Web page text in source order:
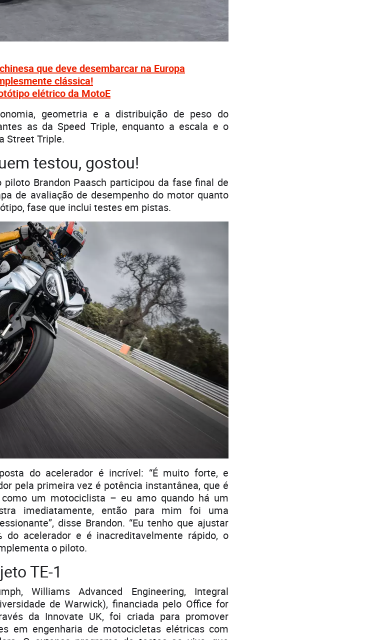
que deve desembarcar na Europa
clássica!
elétrico da MotoE
geometria e a distribuição de peso do
as da Speed Triple, enquanto a escala e o
Street Triple.
testou, gostou!
piloto Brandon Paasch participou da fase final de
de avaliação de desempenho do motor quanto
fase que inclui testes em pistas.
do acelerador é incrível: “É muito forte, e
pela primeira vez é potência instantânea, que é
um motociclista – eu amo quando há um
imediatamente, então para mim foi uma
disse Brandon. “Eu tenho que ajustar
do acelerador e é inacreditavelmente rápido, o
o piloto.
TE-1
Williams Advanced Engineering, Integral
de Warwick), financiada pelo Office for
da Innovate UK, foi criada para promover
em engenharia de motocicletas elétricas com